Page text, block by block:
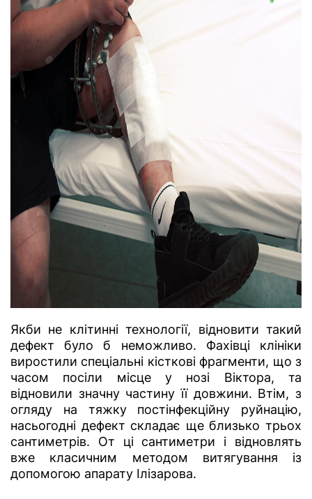
Якби не клітинні технології, відновити такий
дефект було б неможливо. Фахівці клініки
виростили спеціальні кісткові фрагменти, що з
часом посіли місце у нозі Віктора, та
відновили значну частину її довжини. Втім, з
огляду на тяжку постінфекційну руйнацію,
насьогодні дефект складає ще близько трьох
сантиметрів. От ці сантиметри і відновлять
вже класичним методом витягування із
допомогою апарату Ілізарова.